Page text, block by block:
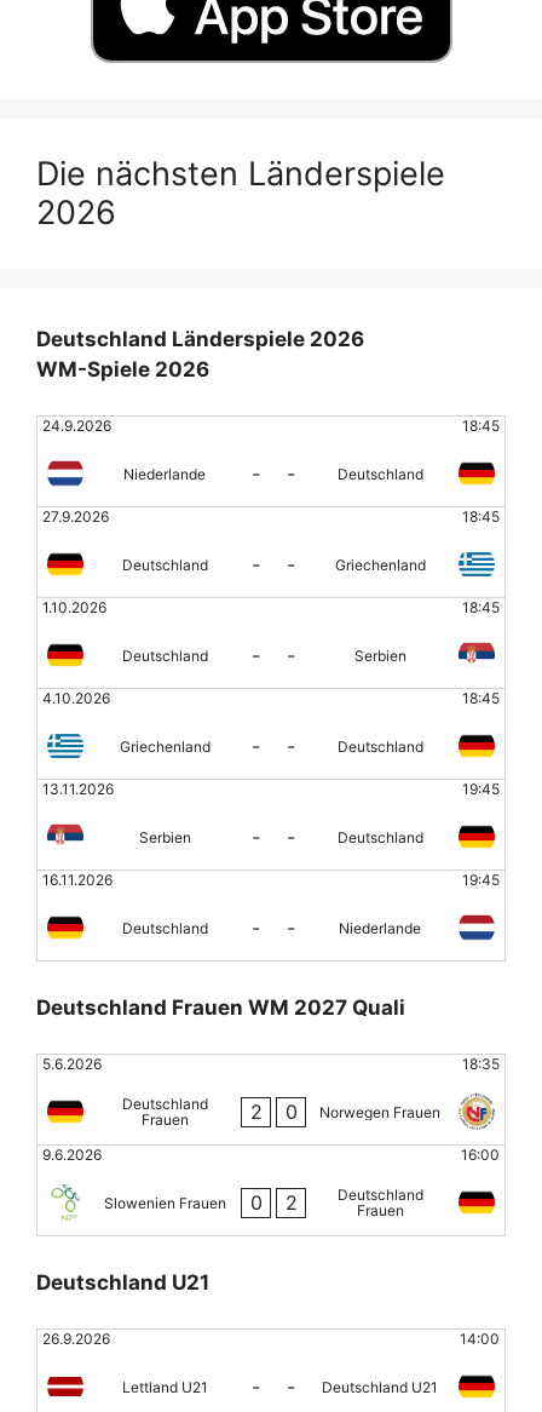
Die nächsten Länderspiele
2026
Deutschland Länderspiele 2026
WM-Spiele 2026
24.9.2026 18:45
Niederlande - - Deutschland
27.9.2026 18:45
Deutschland - - Griechenland
1.10.2026 18:45
Deutschland - - Serbien
4.10.2026 18:45
Griechenland - - Deutschland
13.11.2026 19:45
Serbien - - Deutschland
16.11.2026 19:45
Deutschland - - Niederlande
Deutschland Frauen WM 2027 Quali
5.6.2026 18:35
Deutschland
Frauen
2 0 Norwegen Frauen
9.6.2026 16:00
Slowenien Frauen 0 2
Deutschland
Frauen
Deutschland U21
26.9.2026 14:00
Lettland U21 - - Deutschland U21